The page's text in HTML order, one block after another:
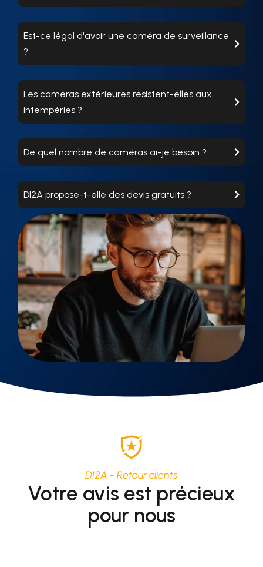
Est-ce légal d'avoir une caméra de surveillance
?
Les caméras extérieures résistent-elles aux
intempéries ?
De quel nombre de caméras ai-je besoin ?
DI2A propose-t-elle des devis gratuits ?
DI2A - Retour clients
Votre avis est précieux
pour nous